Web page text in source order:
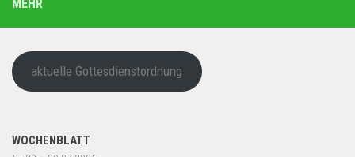
MEHR
aktuelle Gottesdienstordnung
WOCHENBLATT